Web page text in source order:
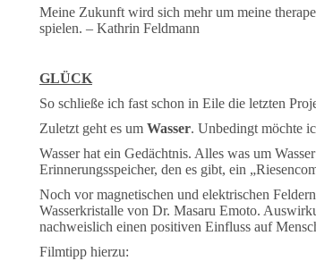
Meine Zukunft wird sich mehr um meine
spielen. – Kathrin Feldmann
GLÜCK
So schließe ich fast schon in Eile die letzten
Zuletzt geht es um Wasser. Unbedingt möchte
Wasser hat ein Gedächtnis. Alles was um
Erinnerungsspeicher, den es gibt, ein
Noch vor magnetischen und elektrischen
Wasserkristalle von Dr. Masaru Emoto.
nachweislich einen positiven Einfluss auf
Filmtipp hierzu: